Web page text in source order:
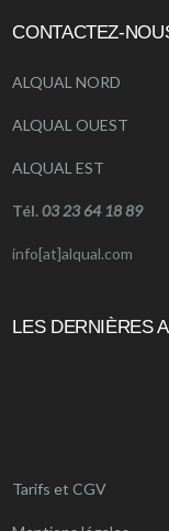
CONTACTEZ-
ALQUAL NORD
ALQUAL OUEST
ALQUAL EST
Tél.03 23 64 18 89
info[at]alqual.com
LES DERNIÈRES
Tarifs et CGV